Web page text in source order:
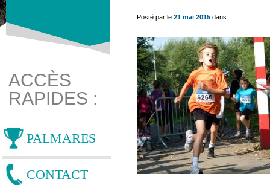
get_post_meta(get_the_ID(), 'thumb', true) ?>
ACCÈS
RAPIDES :
PALMARES
CONTACT
Posté par le 21 mai 2015 dans